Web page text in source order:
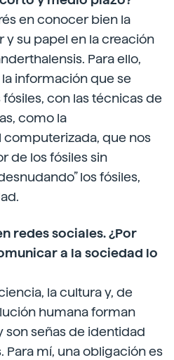
en conocer bien la
y su papel en la creación
Para ello,
información que se
con las técnicas de
como la
que nos
de los fósiles sin
los fósiles,
redes sociales. ¿Por
a la sociedad lo
la cultura y, de
humana forman
señas de identidad
Para mí, una obligación es